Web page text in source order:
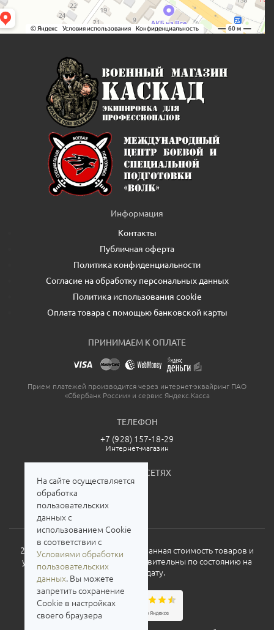
Информация
Контакты
Публичная оферта
Политика конфиденциальности
Согласие на обработку персональных данных
Политика использования cookie
Оплата товара с помощью банковской карты
ПРИНИМАЕМ К ОПЛАТЕ
Прием платежей производится через интернет-эквайринг ПАО
«Сбербанк России» и сервис Яндекс.Касса
ТЕЛЕФОН
+7 (928) 157-18-29
Интернет-магазин
МЫ В СОЦСЕТЯХ
2026. Все права защищены. Указанная стоимость товаров и
условия их приобретения действительны по состоянию на
текущую дату.
На сайте осуществляется
обработка
пользовательских
данных с
использованием Cookie
в соответствии с
Условиями обработки
пользовательских
данных. Вы можете
запретить сохранение
Cookie в настройках
своего браузера